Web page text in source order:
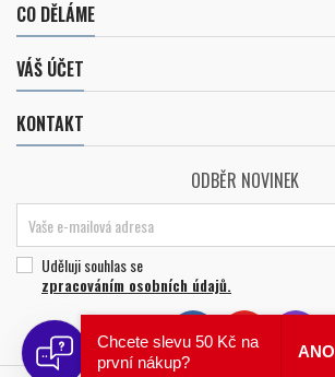
CO DĚLÁME
VÁŠ ÚČET
KONTAKT
ODBĚR NOVINEK
Uděluji souhlas se
zpracováním osobních údajů.
Chcete slevu 50 Kč na
první nákup?
ANO